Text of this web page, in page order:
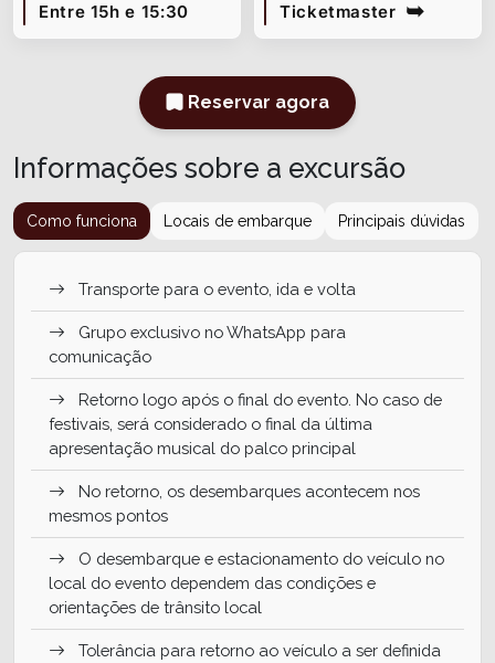
Entre 15h e 15:30 Ticketmaster
Reservar agora
Informações sobre a excursão
Como funciona Locais de embarque Principais dúvidas
Transporte para o evento, ida e volta
Grupo exclusivo no WhatsApp para
comunicação
Retorno logo após o final do evento. No caso de
festivais, será considerado o final da última
apresentação musical do palco principal
No retorno, os desembarques acontecem nos
mesmos pontos
O desembarque e estacionamento do veículo no
local do evento dependem das condições e
orientações de trânsito local
Tolerância para retorno ao veículo a ser definida